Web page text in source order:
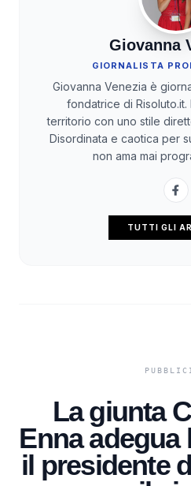
Giovanna
GIORNALISTA
Giovanna Venezia è
fondatrice di Risoluto.it.
territorio con uno stile
Disordinata e caotica per
non ama mai
TUTTI GLI
La giunta
Enna adegua
il presidente